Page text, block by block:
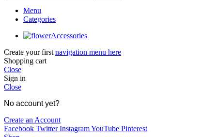
Menu
Categories
Accessories
Create your first navigation menu here
Shopping cart
Close
Sign in
Close
No account yet?
Create an Account
Facebook Twitter InstagramYouTube Pinterest